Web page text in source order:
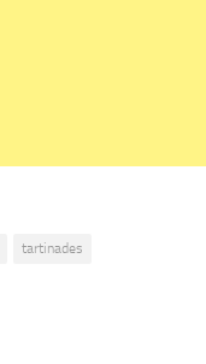
tartinades